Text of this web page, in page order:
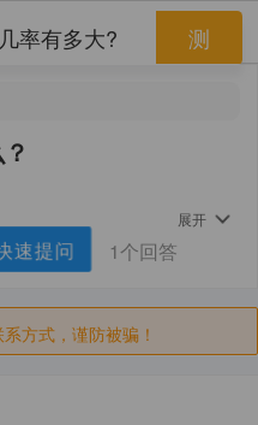
展开
速提问 1个回答
方式，谨防被骗！
率有多大? 测